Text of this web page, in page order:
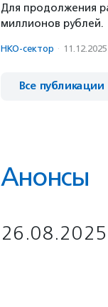
Для продолжения
миллионов рублей.
НКО-сектор · 11.12.2025
Все публикации
Анонсы
26.08.2025